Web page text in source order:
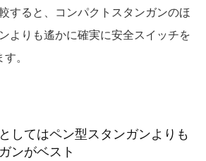
すると、コンパクトスタンガンのほ
よりも遙かに確実に安全スイッチを
。
してはペン型スタンガンよりも
ンがベスト